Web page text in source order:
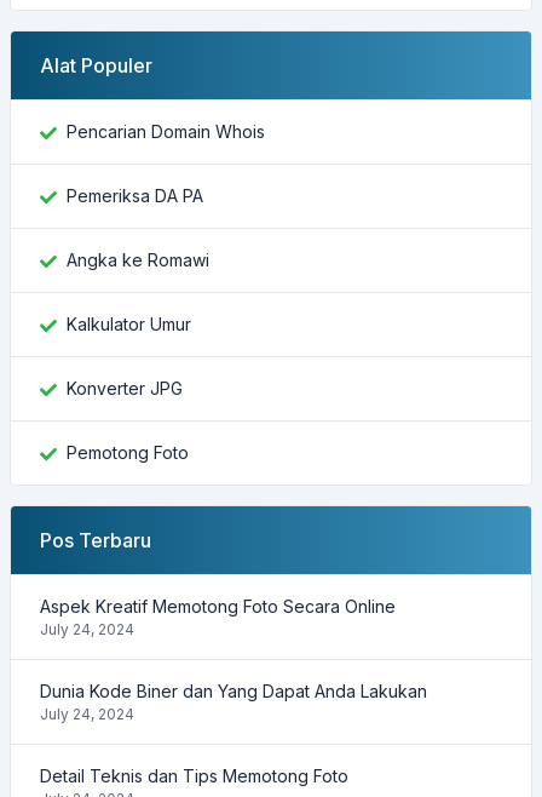
Alat Populer
Pencarian Domain Whois
Pemeriksa DA PA
Angka ke Romawi
Kalkulator Umur
Konverter JPG
Pemotong Foto
Pos Terbaru
Aspek Kreatif Memotong Foto Secara Online
July 24, 2024
Dunia Kode Biner dan Yang Dapat Anda Lakukan
July 24, 2024
Detail Teknis dan Tips Memotong Foto